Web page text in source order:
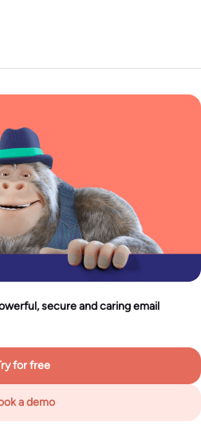
secure and caring email
for free
a demo